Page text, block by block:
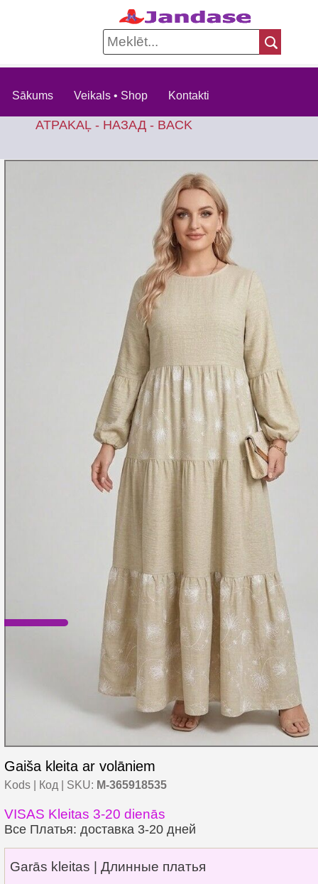
Sākums Veikals • Shop Kontakti
ATPAKAĻ - НАЗАД - BACK
Gaiša kleita ar volāniem
Kods | Код | SKU: M-365918535
VISAS Kleitas 3-20 dienās
Все Платья: доставка 3-20 дней
Garās kleitas | Длинные платья